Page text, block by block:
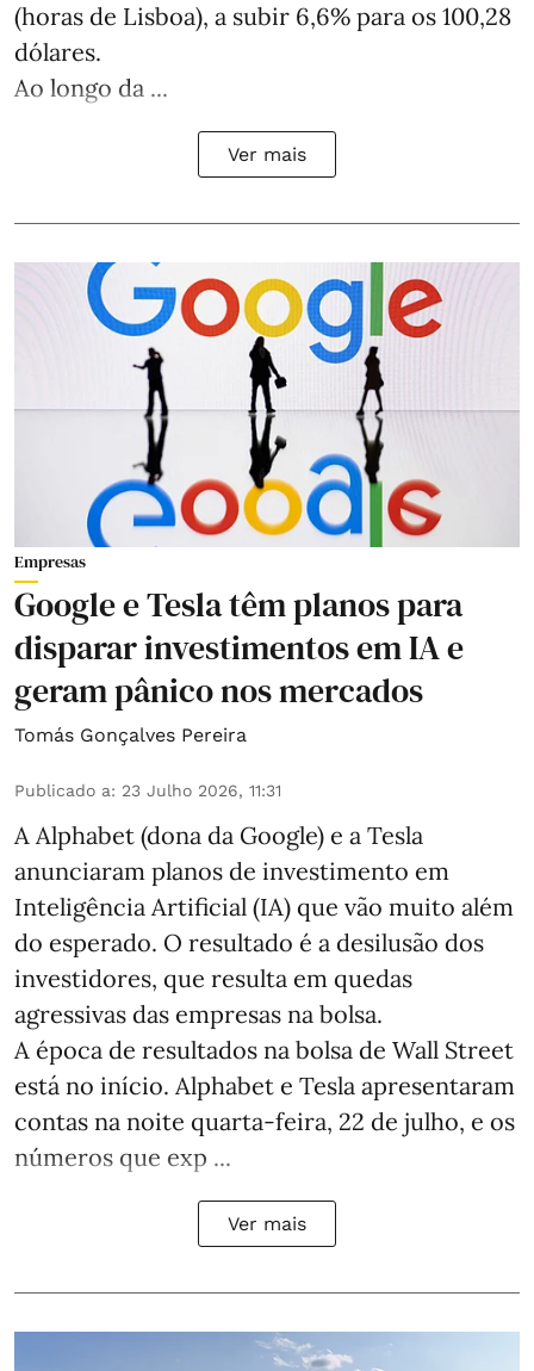
(horas de Lisboa), a subir 6,6% para os 100,28
dólares.
Ao longo da ...
Ver mais
Empresas
Google e Tesla têm planos para
disparar investimentos em IA e
geram pânico nos mercados
Tomás Gonçalves Pereira
Publicado a: 23 Julho 2026, 11:31
A Alphabet (dona da Google) e a Tesla
anunciaram planos de investimento em
Inteligência Artificial (IA) que vão muito além
do esperado. O resultado é a desilusão dos
investidores, que resulta em quedas
agressivas das empresas na bolsa.
A época de resultados na bolsa de Wall Street
está no início. Alphabet e Tesla apresentaram
contas na noite quarta-feira, 22 de julho, e os
números que exp ...
Ver mais